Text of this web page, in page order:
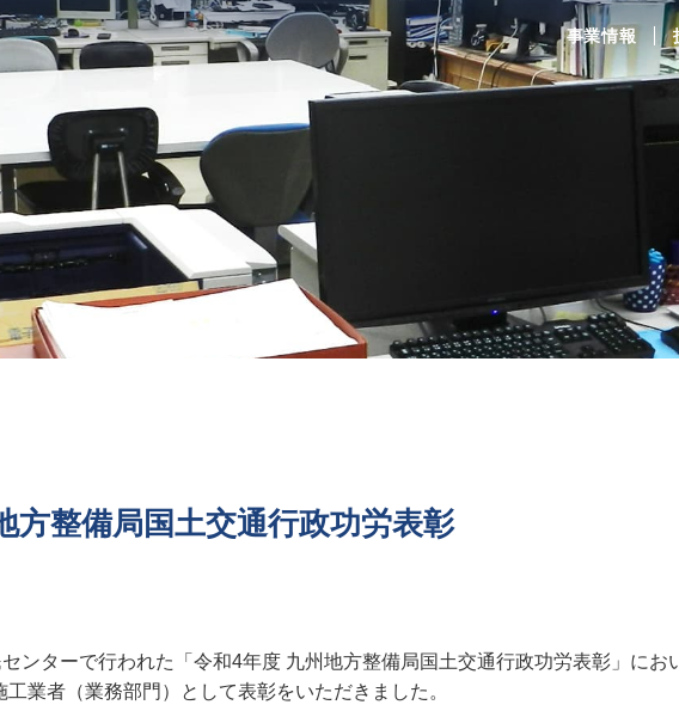
事業情報
方整備局国土交通行政功労表彰
ンターで行われた「令和4年度 九州地方整備局国土交通行政功労表彰」にお
業者（業務部門）として表彰をいただきました。